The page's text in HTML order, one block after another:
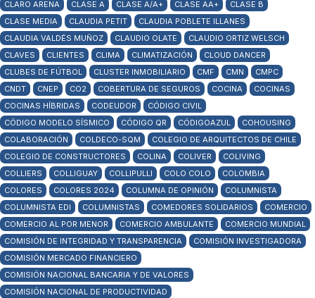
CLARO ARENA
CLASE A CLASE A/A+ CLASE AA+
CLASE B
CLASE MEDIA
CLAUDIA PETIT
CLAUDIA POBLETE ILLANES
CLAUDIA VALDÉS MUÑOZ
CLAUDIO OLATE
CLAUDIO ORTIZ WELSCH
CLAVES
CLIENTES CLIMA CLIMATIZACIÓN
CLOUD DANCER
CLUBES DE FÚTBOL
CLUSTER INMOBILIARIO CMF CMN
CMPC
CNDT
CNEP CO2 COBERTURA DE SEGUROS COCINA
COCINAS
COCINAS HÍBRIDAS
CODEUDOR
CÓDIGO CIVIL
CÓDIGO MODELO SÍSMICO
CÓDIGO QR CÓDIGOAZUL
COHOUSING
COLABORACIÓN
COLDECO-SQM
COLEGIO DE ARQUITECTOS DE CHILE
COLEGIO DE CONSTRUCTORES
COLINA COLIVER
COLIVING
COLLIERS
COLLIGUAY COLLIPULLI COLO COLO
COLOMBIA
COLORES
COLORES 2024 COLUMNA DE OPINIÓN
COLUMNISTA
COLUMNISTA EDI
COLUMNISTAS COMEDORES SOLIDARIOS
COMERCIO
COMERCIO AL POR MENOR
COMERCIO AMBULANTE
COMERCIO MUNDIAL
COMISIÓN DE INTEGRIDAD Y TRANSPARENCIA
COMISIÓN INVESTIGADORA
COMISIÓN MERCADO FINANCIERO
COMISIÓN NACIONAL BANCARIA Y DE VALORES
COMISIÓN NACIONAL DE PRODUCTIVIDAD